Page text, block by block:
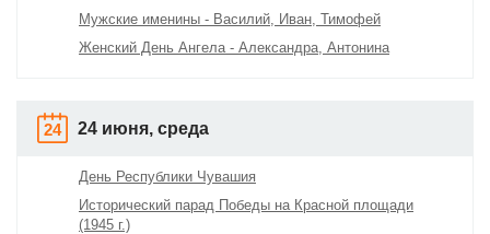
Мужские именины - Василий, Иван, Тимофей
Женский День Ангела - Александра, Антонина
24 24 июня, среда
День Республики Чувашия
Исторический парад Победы на Красной площади
(1945 г.)